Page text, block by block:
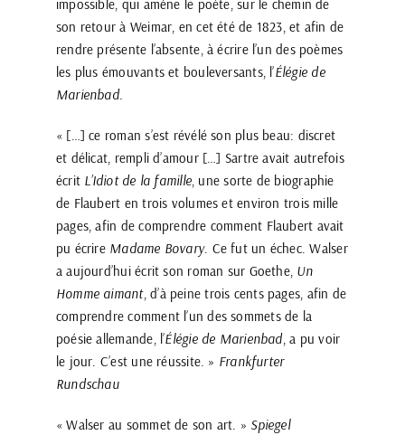
impossible, qui amène le poète, sur le chemin de
son retour à Weimar, en cet été de 1823, et afin de
rendre présente l’absente, à écrire l’un des poèmes
les plus émouvants et bouleversants, l’Élégie de
Marienbad.
« […] ce roman s’est révélé son plus beau: discret
et délicat, rempli d’amour […] Sartre avait autrefois
écrit L’Idiot de la famille, une sorte de biographie
de Flaubert en trois volumes et environ trois mille
pages, afin de comprendre comment Flaubert avait
pu écrire Madame Bovary. Ce fut un échec. Walser
a aujourd’hui écrit son roman sur Goethe, Un
Homme aimant, d’à peine trois cents pages, afin de
comprendre comment l’un des sommets de la
poésie allemande, l’Élégie de Marienbad, a pu voir
le jour. C’est une réussite. » Frankfurter
Rundschau
« Walser au sommet de son art. » Spiegel